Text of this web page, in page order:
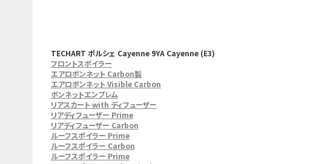
TECHART ポルシェ Cayenne 9YA Cayenne (E3)
フロントスポイラー
エアロボンネット Carbon製
エアロボンネット Visible Carbon
ボンネットエンブレム
リアスカート with ディフューザー
リアディフューザー Prime
リアディフューザー Carbon
ルーフスポイラー Prime
ルーフスポイラー Carbon
ルーフスポイラー Prime